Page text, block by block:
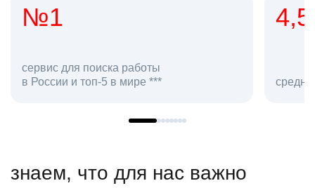
средняя оценка hh.ru как
знаем, что для нас важно